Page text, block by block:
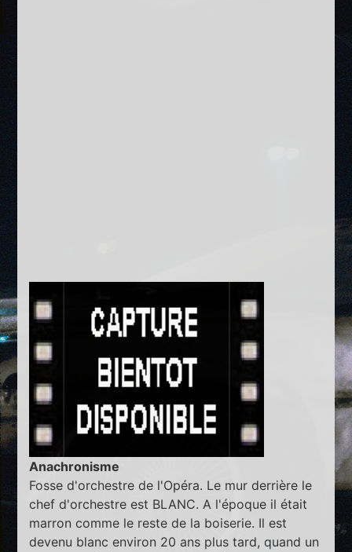
Anachronisme
Fosse d'orchestre de l'Opéra. Le mur derrière le
chef d'orchestre est BLANC. A l'époque il était
marron comme le reste de la boiserie. Il est
devenu blanc environ 20 ans plus tard, quand un